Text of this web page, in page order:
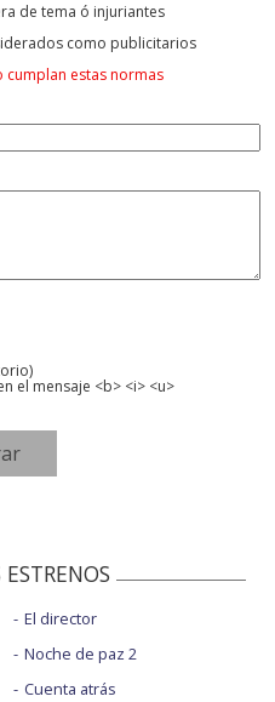
de tema ó injuriantes
como publicitarios
cumplan estas normas
el mensaje <b> <i> <u>
El director
Noche de paz 2
Cuenta atrás